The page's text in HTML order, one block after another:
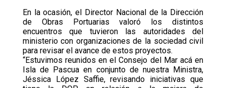
En la ocasión, el Director Nacional de la Dirección
de Obras Portuarias valoró los distintos
encuentros que tuvieron las autoridades del
ministerio con organizaciones de la sociedad civil
para revisar el avance de estos proyectos.
“Estuvimos reunidos en el Consejo del Mar acá en
Isla de Pascua en conjunto de nuestra Ministra,
Jéssica López Saffie, revisando iniciativas que